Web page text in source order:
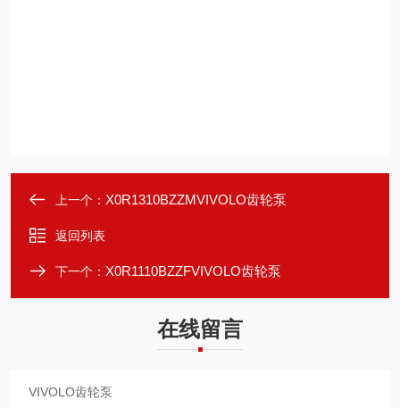
上一个： X0R1310BZZMVIVOLO齿轮泵
返回列表
下一个： X0R1110BZZFVIVOLO齿轮泵
在线留言